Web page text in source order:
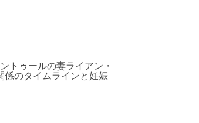
トゥールの妻ライアン・
係のタイムラインと妊娠